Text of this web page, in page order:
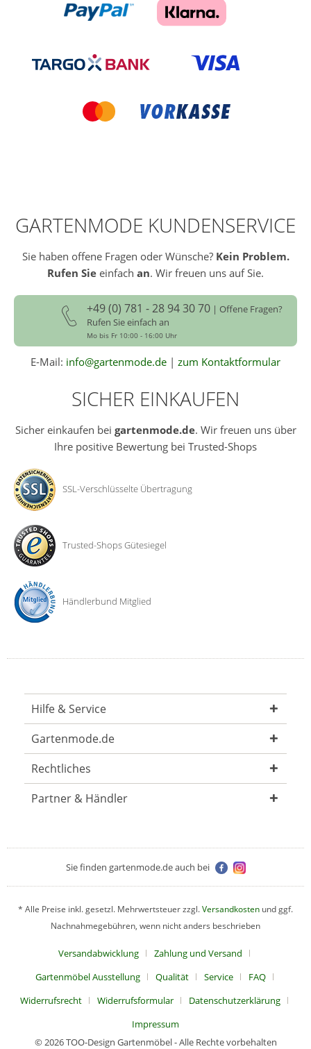
GARTENMODE KUNDENSERVICE
Sie haben offene Fragen oder Wünsche? Kein Problem.
Rufen Sie einfach an. Wir freuen uns auf Sie.
+49 (0) 781 - 28 94 30 70 | Offene Fragen?
Rufen Sie einfach an
Mo bis Fr 10:00 - 16:00 Uhr
E-Mail: info@gartenmode.de | zum Kontaktformular
SICHER EINKAUFEN
Sicher einkaufen bei gartenmode.de. Wir freuen uns über
Ihre positive Bewertung bei Trusted-Shops
SSL-Verschlüsselte Übertragung
Trusted-Shops Gütesiegel
Händlerbund Mitglied
Hilfe & Service
Gartenmode.de
Rechtliches
Partner & Händler
Sie finden gartenmode.de auch bei
* Alle Preise inkl. gesetzl. Mehrwertsteuer zzgl.Versandkosten und ggf.
Nachnahmegebühren, wenn nicht anders beschrieben
Versandabwicklung
Zahlung und Versand
Gartenmöbel Ausstellung
Qualität Service
FAQ
Widerrufsrecht
Widerrufsformular
Datenschutzerklärung
Impressum
© 2026 TOO-Design Gartenmöbel - Alle Rechte vorbehalten